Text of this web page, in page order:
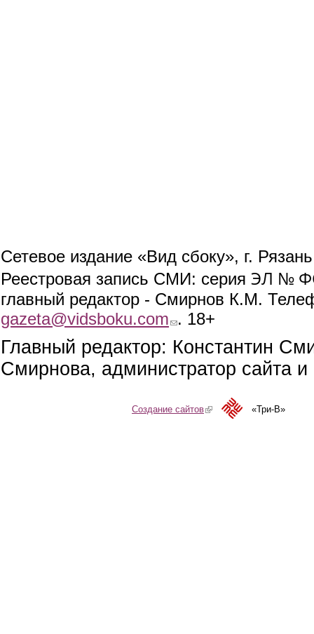
Сетевое издание «Вид сбоку», г.
Реестровая запись СМИ: серия ЭЛ №
главный редактор - Смирнов К.М.
gazeta@vidsboku.com (link sends e-mail)
. 18+
Главный редактор: Константин
Смирнова, администратор сайта
Создание сайтов(link is external)«Три-В»